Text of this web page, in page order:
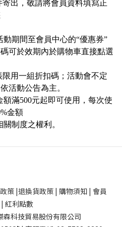
出，敬請將會員資料填寫正
動期間至會員中心的“優惠券”
可於效期內於購物車直接點選
用一組折扣碼；活動會不定
活動公告為主。
滿500元起即可使用，每次使
金額
制度之權利。
策 |退換貨政策 | 購物須知 | 會員
紅利點數
科技貿易股份有限公司